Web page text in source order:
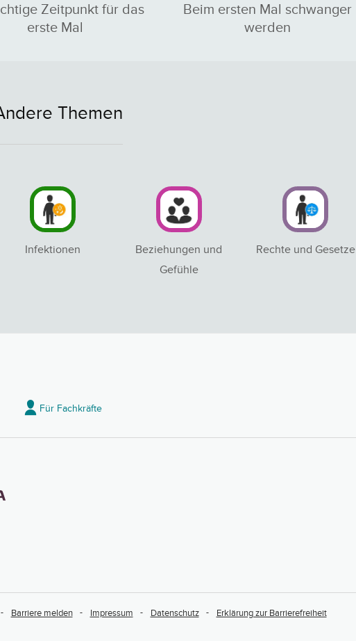
Zeitpunkt für das
erste Mal
Beim ersten Mal schwanger
werden
Themen
Infektionen
Beziehungen und
Gefühle
Rechte und Gesetze
Für Fachkräfte
Barriere melden Impressum Datenschutz Erklärung zur Barrierefreiheit